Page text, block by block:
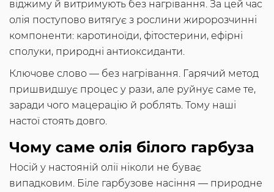
віджиму й витримують без нагрівання. За цей час
олія поступово витягує з рослини жиророзчинні
компоненти: каротиноїди, фітостерини, ефірні
сполуки, природні антиоксиданти.
Ключове слово — без нагрівання. Гарячий метод
пришвидшує процес у рази, але руйнує саме те,
заради чого мацерацію й роблять. Тому наші
настої стоять довго.
Чому саме олія білого гарбуза
Носій у настояній олії ніколи не буває
випадковим. Біле гарбузове насіння — природне